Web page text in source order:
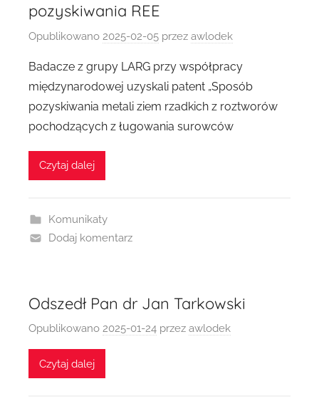
pozyskiwania REE
Opublikowano 2025-02-05 przez awlodek
Badacze z grupy LARG przy współpracy
międzynarodowej uzyskali patent „Sposób
pozyskiwania metali ziem rzadkich z roztworów
pochodzących z ługowania surowców
Czytaj dalej
Komunikaty
Dodaj komentarz
Odszedł Pan dr Jan Tarkowski
Opublikowano 2025-01-24 przez awlodek
Czytaj dalej